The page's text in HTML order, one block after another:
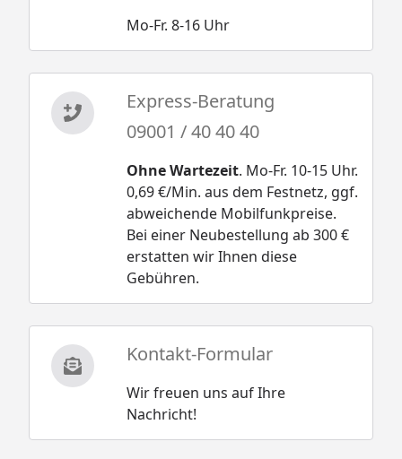
Karibu Kinderspielturm Lotti -
Karibu Kinderspielturm Lotti -
Doppelschaukel - Montageanleitung
Karibu Kinderspielturm Lotti - Kletterwand -
Mo-Fr. 8-16 Uhr
Express-Beratung
09001 / 40 40 40
Ohne Wartezeit. Mo-Fr. 10-15 Uhr.
0,69 €/Min. aus dem Festnetz, ggf.
abweichende Mobilfunkpreise.
Bei einer Neubestellung ab 300 €
erstatten wir Ihnen diese
Gebühren.
Kontakt-Formular
Wir freuen uns auf Ihre
Nachricht!